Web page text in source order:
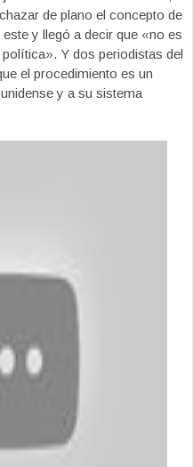
de plano el concepto de
y llegó a decir que «no es
Y dos periodistas del
el procedimiento es un
y a su sistema